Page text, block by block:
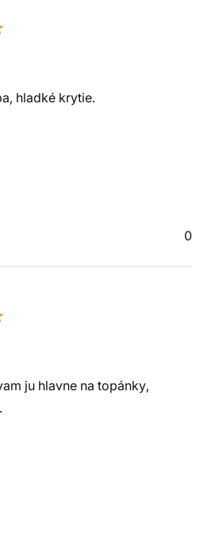
hladké krytie.
0
ju hlavne na topánky,